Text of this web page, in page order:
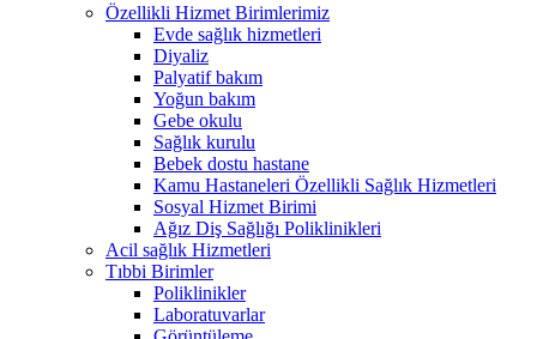
Özellikli Hizmet Birimlerimiz
Evde sağlık hizmetleri
Diyaliz
Palyatif bakım
Yoğun bakım
Gebe okulu
Sağlık kurulu
Bebek dostu hastane
Kamu Hastaneleri Özellikli Sağlık Hizmetleri
Sosyal Hizmet Birimi
Ağız Diş Sağlığı Poliklinikleri
Acil sağlık Hizmetleri
Tıbbi Birimler
Poliklinikler
Laboratuvarlar